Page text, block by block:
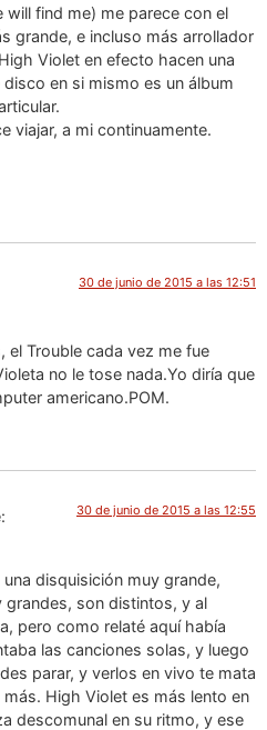
will find me) me parece con el
grande, e incluso más arrollador
Violet en efecto hacen una
en si mismo es un álbum
viajar, a mi continuamente.
30 de junio de 2015 a las 12:51
el Trouble cada vez me fue
no le tose nada.Yo diría que
americano.POM.
30 de junio de 2015 a las 12:55
disquisición muy grande,
son distintos, y al
pero como relaté aquí había
las canciones solas, y luego
parar, y verlos en vivo te mata
High Violet es más lento en
descomunal en su ritmo, y ese